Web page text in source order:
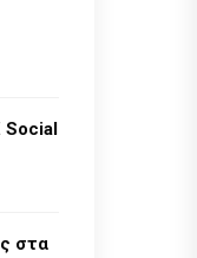
Social
στα